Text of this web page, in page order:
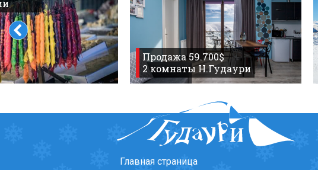
Форум Бюро находок>
Продажа 59.700$
2 комнаты Н.Гудаури
Главная страница
Коттеджи
Отели
% Горячие предложения
Долгосрочная аренда
Казбеги
Визы и Документы